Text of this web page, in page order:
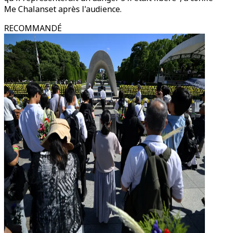
Me Chalanset après l'audience.
RECOMMANDÉ